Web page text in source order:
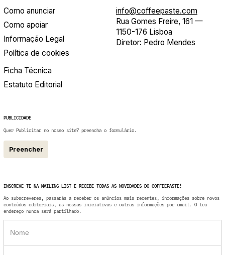
Como anunciar
Como apoiar
Informação Legal
Política de cookies
Ficha Técnica
Estatuto Editorial
info@coffeepaste.com
Rua Gomes Freire, 161 —
1150-176 Lisboa
Diretor: Pedro Mendes
PUBLICIDADE
Quer Publicitar no nosso site? preencha o formulário.
Preencher
INSCREVE-TE NA MAILING LIST E RECEBE TODAS AS NOVIDADES DO COFFEEPASTE!
Ao subscreveres, passarás a receber os anúncios mais recentes, informações sobre novos
conteúdos editoriais, as nossas iniciativas e outras informações por email. O teu
endereço nunca será partilhado.